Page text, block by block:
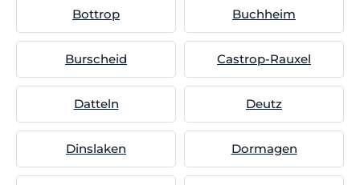
Bottrop Buchheim
Burscheid Castrop-Rauxel
Datteln Deutz
Dinslaken Dormagen